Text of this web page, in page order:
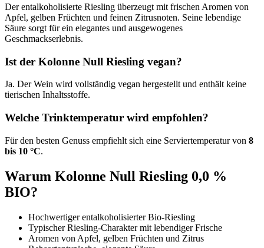
Der entalkoholisierte Riesling überzeugt mit frischen Aromen von
Apfel, gelben Früchten und feinen Zitrusnoten. Seine lebendige
Säure sorgt für ein elegantes und ausgewogenes
Geschmackserlebnis.
Ist der Kolonne Null Riesling vegan?
Ja. Der Wein wird vollständig vegan hergestellt und enthält keine
tierischen Inhaltsstoffe.
Welche Trinktemperatur wird empfohlen?
Für den besten Genuss empfiehlt sich eine Serviertemperatur von 8
bis 10 °C.
Warum Kolonne Null Riesling 0,0 %
BIO?
Hochwertiger entalkoholisierter Bio-Riesling
Typischer Riesling-Charakter mit lebendiger Frische
Aromen von Apfel, gelben Früchten und Zitrus